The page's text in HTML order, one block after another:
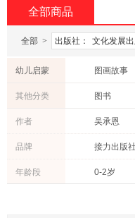
全部商品
全部 > 出版社： 文化发展
幼儿启蒙 图画故事
美术/书法
其他分类 图书
作者 吴承恩
广野多珂子
品牌 接力出版社
年龄段 0-2岁
加